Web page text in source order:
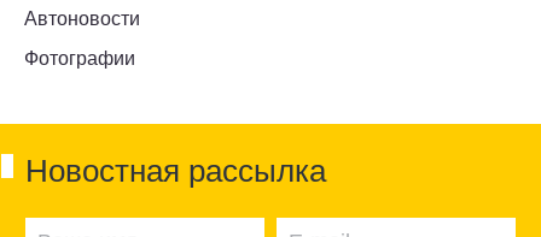
Автоновости
Фотографии
Новостная рассылка